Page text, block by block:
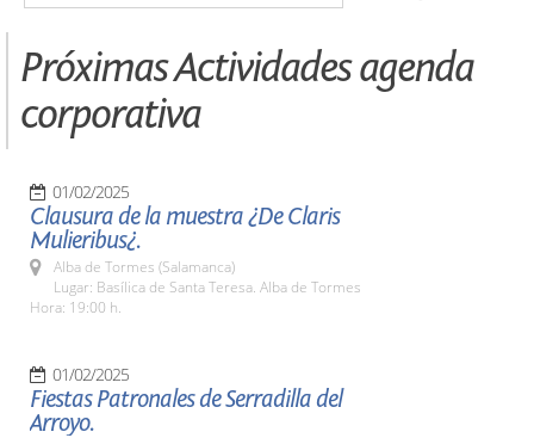
Próximas Actividades agenda
corporativa
01/02/2025
Clausura de la muestra ¿De Claris
Mulieribus¿.
Alba de Tormes (Salamanca)
Lugar: Basílica de Santa Teresa. Alba de Tormes
Hora: 19:00 h.
01/02/2025
Fiestas Patronales de Serradilla del
Arroyo.